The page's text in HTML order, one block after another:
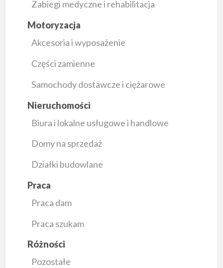
Zabiegi medyczne i rehabilitacja
Motoryzacja
Akcesoria i wyposażenie
Części zamienne
Samochody dostawcze i ciężarowe
Nieruchomości
Biura i lokalne usługowe i handlowe
Domy na sprzedaż
Działki budowlane
Praca
Praca dam
Praca szukam
Różności
Pozostałe